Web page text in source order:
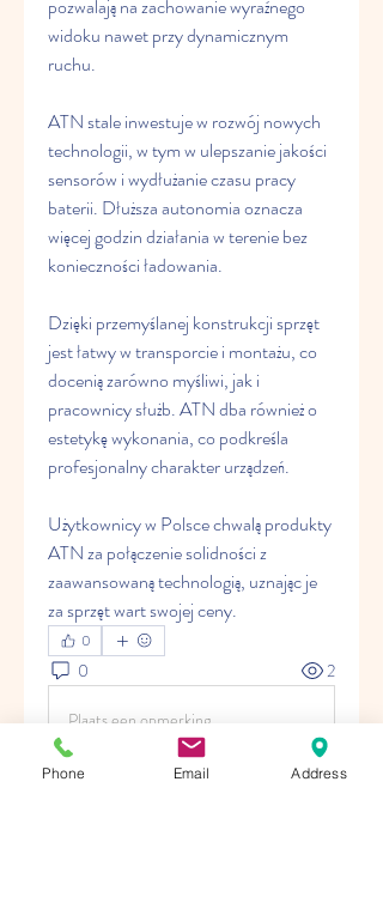
pozwalają na zachowanie wyraźnego
widoku nawet przy dynamicznym
ruchu.
ATN stale inwestuje w rozwój nowych
technologii, w tym w ulepszanie jakości
sensorów i wydłużanie czasu pracy
baterii. Dłuższa autonomia oznacza
więcej godzin działania w terenie bez
konieczności ładowania.
Dzięki przemyślanej konstrukcji sprzęt
jest łatwy w transporcie i montażu, co
docenią zarówno myśliwi, jak i
pracownicy służb. ATN dba również o
estetykę wykonania, co podkreśla
profesjonalny charakter urządzeń.
Użytkownicy w Polsce chwalą produkty
ATN za połączenie solidności z
zaawansowaną technologią, uznając je
za sprzęt wart swojej ceny.
0
0 2
Plaats een opmerking...
Phone Email Address